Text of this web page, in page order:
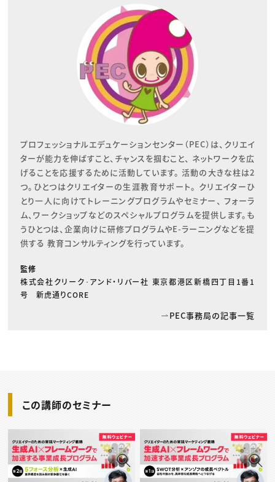
プロフェッショナルエデュケーションセンター（PEC）は、クリエイ
ターが能力を伸ばすこと、チャンスを掴むこと、 ネットワークを広
げることを応援するために活動しています。 活動の大きな柱は2
つ。ひとつはクリエイターの生涯教育サポート。 クリエイターひ
とり一人に向けてトレーニングプログラムやセミナー、 フォーラ
ム、ワークショップなどのスペシャルプログラムを提供します。も
うひとつは、企業向けに研修プログラムやE-ラーニングなどを提
供する 教育コンサルティングを行っています。
監修
株式会社クリーク･アンド・リバー社 東京都港区新橋四丁目1番1
号 新虎通りCORE
PEC事務局の記事一覧
この講師のセミナー